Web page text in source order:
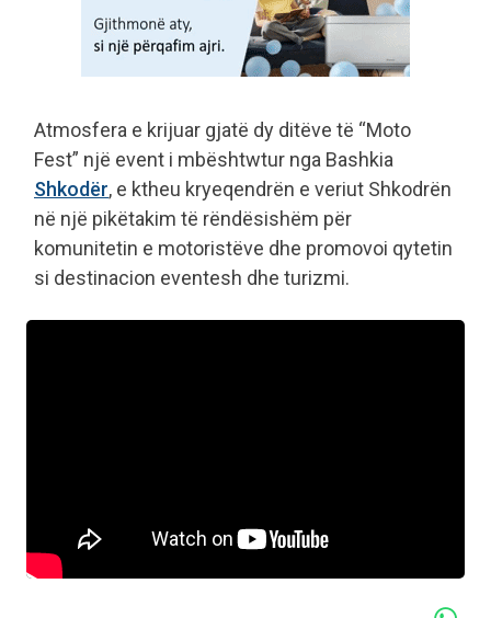
Atmosfera e krijuar gjatë dy ditëve të “Moto
Fest” një event i mbështwtur nga Bashkia
Shkodër, e ktheu kryeqendrën e veriut Shkodrën
në një pikëtakim të rëndësishëm për
komunitetin e motoristëve dhe promovoi qytetin
si destinacion eventesh dhe turizmi.